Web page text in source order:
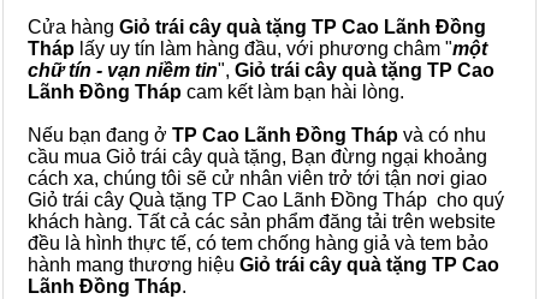
Cửa hàng Giỏ trái cây quà tặng TP Cao Lãnh Đồng
Tháp lấy uy tín làm hàng đầu, với phương châm "một
chữ tín - vạn niềm tin", Giỏ trái cây quà tặng TP Cao
Lãnh Đồng Tháp cam kết làm bạn hài lòng.
Nếu bạn đang ở TP Cao Lãnh Đồng Tháp và có nhu
cầu mua Giỏ trái cây quà tặng, Bạn đừng ngại khoảng
cách xa, chúng tôi sẽ cử nhân viên trở tới tận nơi giao
Giỏ trái cây Quà tặng TP Cao Lãnh Đồng Tháp cho quý
khách hàng. Tất cả các sản phẩm đăng tải trên website
đều là hình thực tế, có tem chống hàng giả và tem bảo
hành mang thương hiệu Giỏ trái cây quà tặng TP Cao
Lãnh Đồng Tháp.